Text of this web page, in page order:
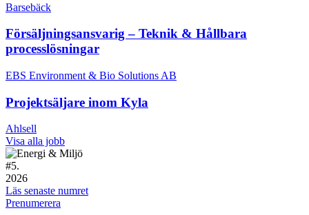
Barsebäck
Försäljningsansvarig – Teknik & Hållbara
processlösningar
EBS Environment & Bio Solutions AB
Projektsäljare inom Kyla
Ahlsell
Visa alla jobb
#5.
2026
Läs senaste numret
Prenumerera